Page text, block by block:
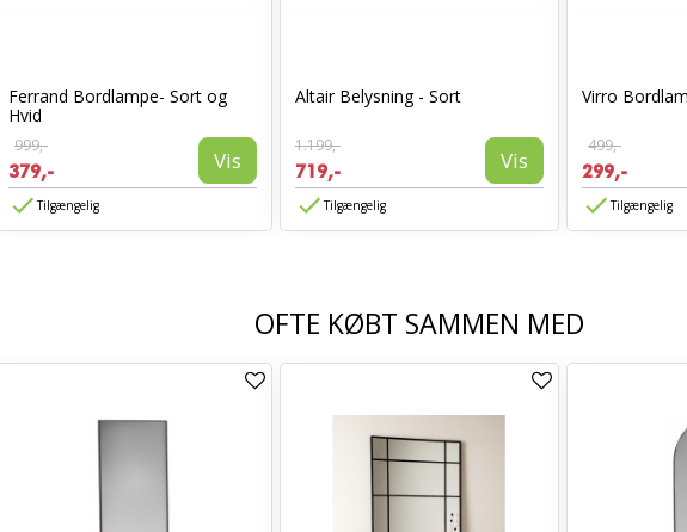
Ferrand Bordlampe- Sort og
Hvid
999,-
379,- Vis
Tilgængelig
Altair Belysning - Sort
1.199,-
719,- Vis
Tilgængelig
Virro
499,-
299,-
Tilgængelig
OFTE KØBT SAMMEN MED